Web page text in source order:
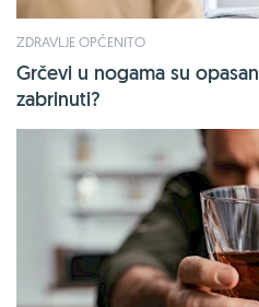
ZDRAVLJE OPĆENITO
Grčevi u nogama su
zabrinuti?